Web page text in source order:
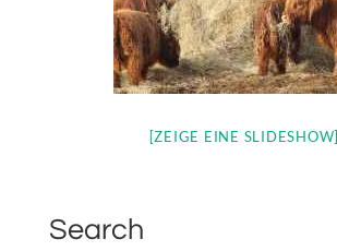
[ZEIGE EINE SLIDESHOW]
Search